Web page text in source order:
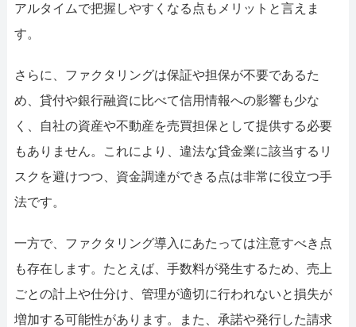
アルタイムで把握しやすくなる点もメリットと言えま
す。
さらに、ファクタリングは保証や担保が不要であるた
め、貸付や銀行融資に比べて信用情報への影響も少な
く、自社の資産や不動産を売買担保として提供する必要
もありません。これにより、違法な貸金業に該当するリ
スクを避けつつ、資金調達ができる点は非常に役立つ手
法です。
一方で、ファクタリング導入にあたっては注意すべき点
も存在します。たとえば、手数料が発生するため、売上
ごとの計上や仕分け、管理が適切に行われないと損失が
増加する可能性があります。また、承諾や発行した請求